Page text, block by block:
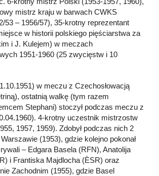
mistrz kraju w barwach CWKS
53 – 1956/57), 35-krotny reprezentant
w historii polskiego pięściarstwa za
i J. Kulejem) w meczach
1951-1960 (25 zwycięstw i 10
w meczu z Czechosłowacją
ostatnią walkę (tym razem
Stephani) stoczył podczas meczu z
4-krotny uczestnik mistrzostw
1957, 1959). Zdobył podczas nich 2
(1953), gdzie kolejno pokonał
– Edgara Basela (RFN), Anatolija
i Frantiska Majdlocha (ÈSR) oraz
Zachodnim (1955), gdzie Basel